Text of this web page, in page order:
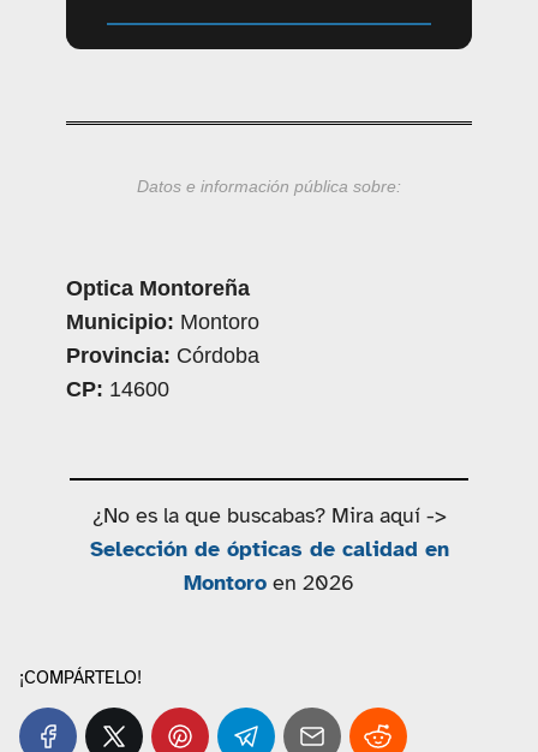
Datos e información pública sobre:
Optica Montoreña
Municipio: Montoro
Provincia: Córdoba
CP: 14600
¿No es la que buscabas? Mira aquí ->
Selección de ópticas de calidad en
Montoro en 2026
¡COMPÁRTELO!